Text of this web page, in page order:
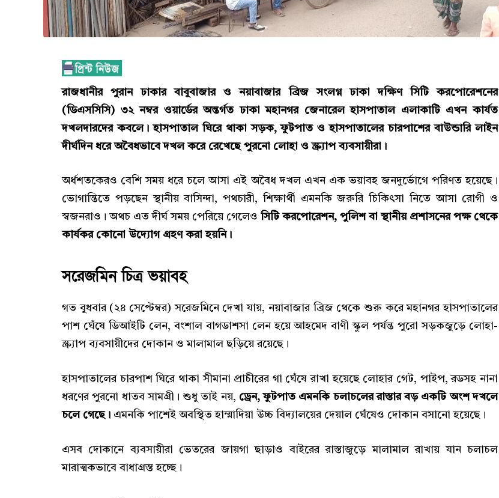
রাজধানীর পুরান ঢাকার বাবুবাজার ও নয়াবাজার ব্রিজ সংলগ্ন ঢাকা দক্ষিণ সিটি করপোরেশনের
(ডিএসসিসি) ৩২ নম্বর ওয়ার্ডের অন্তর্গত ঢাকা মহানগর জেনারেল হাসপাতাল এলাকাটি এখন কার্যত
দখলদারদের কবলে। হাসপাতাল ঘিরে থাকা সড়ক, ফুটপাত ও হাসপাতালের চারপাশের বাউন্ডারি লাইন
দীর্ঘদিন ধরে অবৈধভাবে দখল করে রেখেছে পুরনো লোহা ও স্ক্র্যাপ ব্যবসায়ীরা।
অর্ধশতকেরও বেশি সময় ধরে চলে আসা এই অবৈধ দখল এখন এক ভয়াবহ জনদুর্ভোগে পরিণত হয়েছে।
ভোগান্তিতে পড়ছেন স্থানীয় বাসিন্দা, পথচারী, শিক্ষার্থী এমনকি জরুরি চিকিৎসা নিতে আসা রোগী ও
স্বজনরাও। অথচ এত দীর্ঘ সময় পেরিয়ে গেলেওসিটি করপোরেশন, পুলিশ বা স্থানীয় প্রশাসনের পক্ষ থেকে
কার্যকর কোনো উদ্যোগ গ্রহণ করা হয়নি।
সরেজমিন চিত্র ভয়াবহ
গত বুধবার (২৪ সেপ্টেম্বর) সরেজমিনে দেখা যায়, নয়াবাজার ব্রিজ থেকে শুরু করে মহানগর হাসপাতালের
পাশ ঘেঁষে ডিআইটি লেন, বংশাল বাগডাশসা লেন হয়ে আহমেদ বাণী স্কুল পর্যন্ত পুরো সড়কজুড়ে লোহা-
স্ক্র্যাপ ব্যবসায়ীদের দোকান ও মালামাল ছড়িয়ে রয়েছে।
হাসপাতালের চারপাশ ঘিরে থাকা সীমানা প্রাচীরের গা ঘেঁষে রাখা হয়েছে লোহার গেট, পাইপ, রডসহ নানা
ধরণের পুরনো ধাতব সামগ্রী। শুধু তাই নয়, ড্রেন, ফুটপাত এমনকি চলাচলের রাস্তার বড় একটি অংশ দখলে
চলে গেছে। এমনকি পাশেই অবস্থিত হাম্মাদিয়া উচ্চ বিদ্যালয়ের দেয়াল ঘেঁষেও দোকান বসানো হয়েছে।
এসব দোকানে ব্যবসায়ীরা ভেতরের জায়গা ছাড়াও বাইরের রাস্তাজুড়ে মালামাল রাখায় যান চলাচল
মারাত্মকভাবে বাধাগ্রস্ত হচ্ছে।